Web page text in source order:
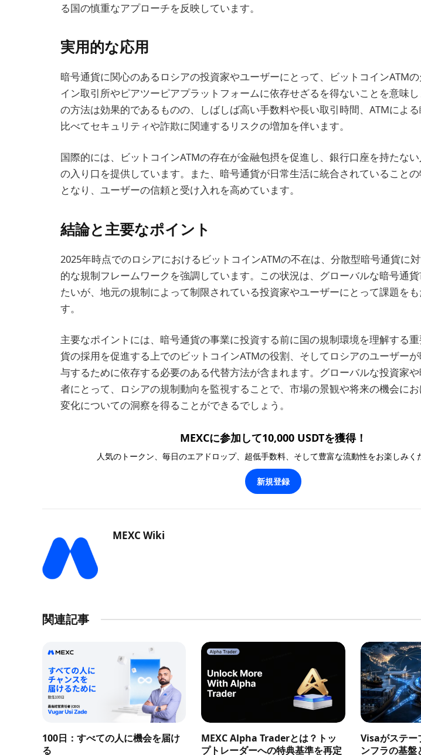
る国の慎重なアプローチを反映しています。
実用的な応用
暗号通貨に関心のあるロシアの投資家やユーザーにとって、ビットコインATM
イン取引所やピアツーピアプラットフォームに依存せざるを得ないことを意味
の方法は効果的であるものの、しばしば高い手数料や長い取引時間、ATMによ
比べてセキュリティや詐欺に関連するリスクの増加を伴います。
国際的には、ビットコインATMの存在が金融包摂を促進し、銀行口座を持たな
の入り口を提供しています。また、暗号通貨が日常生活に統合されていること
となり、ユーザーの信頼と受け入れを高めています。
結論と主要なポイント
2025年時点でのロシアにおけるビットコインATMの不在は、分散型暗号通貨に
的な規制フレームワークを強調しています。この状況は、グローバルな暗号通
たいが、地元の規制によって制限されている投資家やユーザーにとって課題をも
す。
主要なポイントには、暗号通貨の事業に投資する前に国の規制環境を理解する
貨の採用を促進する上でのビットコインATMの役割、そしてロシアのユーザー
与するために依存する必要のある代替方法が含まれます。グローバルな投資家
者にとって、ロシアの規制動向を監視することで、市場の景観や将来の機会に
変化についての洞察を得ることができるでしょう。
MEXCに参加して10,000 USDTを獲得！
人気のトークン、毎日のエアドロップ、超低手数料、そして豊富な流動性をお楽しみく
新規登録
MEXC Wiki
関連記事
100日：すべての人に機会を届け
る
MEXC Alpha Traderとは？トッ
プトレーダーへの特典基準を再定
Visaがステー
ンフラの基